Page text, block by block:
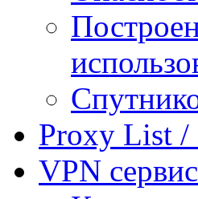
Proxy List /
VPN сервис